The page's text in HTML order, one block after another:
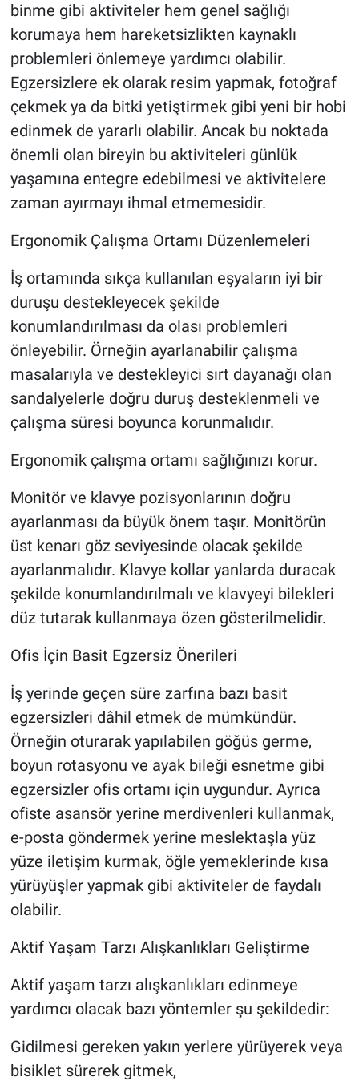
binme gibi aktiviteler hem genel sağlığı
korumaya hem hareketsizlikten kaynaklı
problemleri önlemeye yardımcı olabilir.
Egzersizlere ek olarak resim yapmak, fotoğraf
çekmek ya da bitki yetiştirmek gibi yeni bir hobi
edinmek de yararlı olabilir. Ancak bu noktada
önemli olan bireyin bu aktiviteleri günlük
yaşamına entegre edebilmesi ve aktivitelere
zaman ayırmayı ihmal etmemesidir.
Ergonomik Çalışma Ortamı Düzenlemeleri
İş ortamında sıkça kullanılan eşyaların iyi bir
duruşu destekleyecek şekilde
konumlandırılması da olası problemleri
önleyebilir. Örneğin ayarlanabilir çalışma
masalarıyla ve destekleyici sırt dayanağı olan
sandalyelerle doğru duruş desteklenmeli ve
çalışma süresi boyunca korunmalıdır.
Ergonomik çalışma ortamı sağlığınızı korur.
Monitör ve klavye pozisyonlarının doğru
ayarlanması da büyük önem taşır. Monitörün
üst kenarı göz seviyesinde olacak şekilde
ayarlanmalıdır. Klavye kollar yanlarda duracak
şekilde konumlandırılmalı ve klavyeyi bilekleri
düz tutarak kullanmaya özen gösterilmelidir.
Ofis İçin Basit Egzersiz Önerileri
İş yerinde geçen süre zarfına bazı basit
egzersizleri dâhil etmek de mümkündür.
Örneğin oturarak yapılabilen göğüs germe,
boyun rotasyonu ve ayak bileği esnetme gibi
egzersizler ofis ortamı için uygundur. Ayrıca
ofiste asansör yerine merdivenleri kullanmak,
e-posta göndermek yerine meslektaşla yüz
yüze iletişim kurmak, öğle yemeklerinde kısa
yürüyüşler yapmak gibi aktiviteler de faydalı
olabilir.
Aktif Yaşam Tarzı Alışkanlıkları Geliştirme
Aktif yaşam tarzı alışkanlıkları edinmeye
yardımcı olacak bazı yöntemler şu şekildedir:
Gidilmesi gereken yakın yerlere yürüyerek veya
bisiklet sürerek gitmek,